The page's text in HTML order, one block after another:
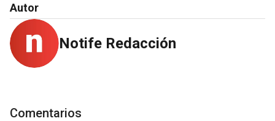
Autor
Notife Redacción
Comentarios